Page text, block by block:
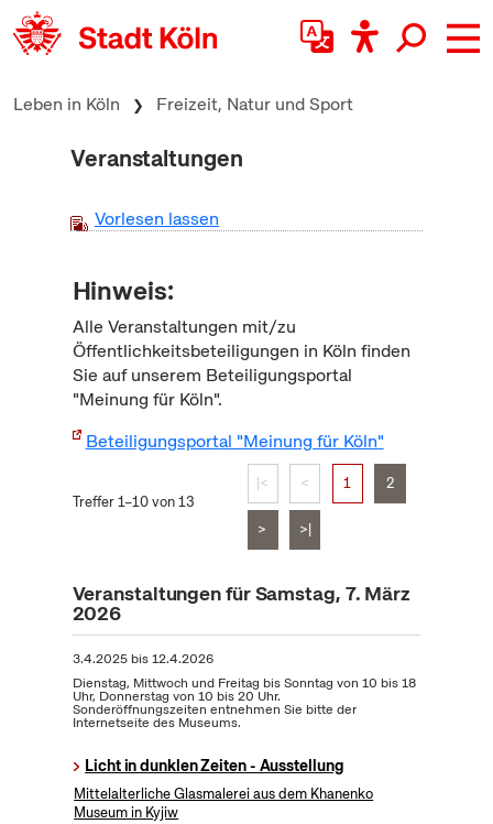
zum Inhalt springen
Leben in Köln Freizeit, Natur und Sport
Veranstaltungen
Vorlesen lassen
Hinweis:
Alle Veranstaltungen mit/zu
Öffentlichkeitsbeteiligungen in Köln finden
Sie auf unserem Beteiligungsportal
"Meinung für Köln".
Beteiligungsportal "Meinung für Köln"
Treffer 1–10 von 13
|< < 1 2
> >|
Veranstaltungen für Samstag, 7. März
2026
3.4.2025bis12.4.2026
Dienstag, Mittwoch und Freitag bis Sonntag von 10 bis 18
Uhr, Donnerstag von 10 bis 20 Uhr.
Sonderöffnungszeiten entnehmen Sie bitte der
Internetseite des Museums.
Licht in dunklen Zeiten - Ausstellung
Mittelalterliche Glasmalerei aus dem Khanenko
Museum in Kyjiw